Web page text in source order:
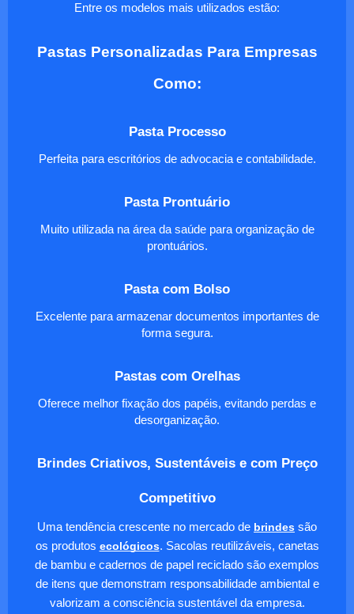
Entre os modelos mais utilizados estão:
Pastas Personalizadas Para Empresas
Como:
Pasta Processo
Perfeita para escritórios de advocacia e contabilidade.
Pasta Prontuário
Muito utilizada na área da saúde para organização de
prontuários.
Pasta com Bolso
Excelente para armazenar documentos importantes de
forma segura.
Pastas com Orelhas
Oferece melhor fixação dos papéis, evitando perdas e
desorganização.
Brindes Criativos, Sustentáveis e com Preço
Competitivo
Uma tendência crescente no mercado de brindes são
os produtos ecológicos. Sacolas reutilizáveis, canetas
de bambu e cadernos de papel reciclado são exemplos
de itens que demonstram responsabilidade ambiental e
valorizam a consciência sustentável da empresa.